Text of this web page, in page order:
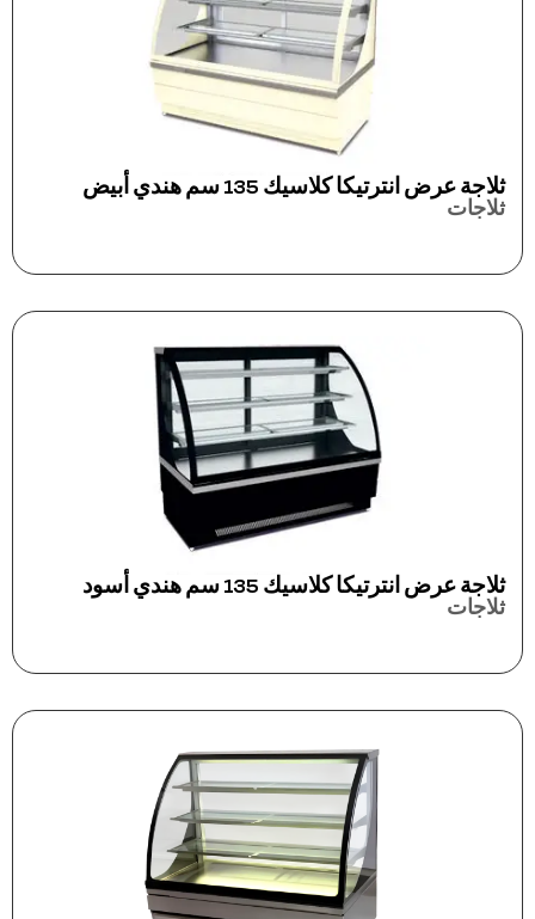
ثلاجة عرض انترتيكا كلاسيك 135 سم هندي أبيض
ثلاجات
ثلاجة عرض انترتيكا كلاسيك 135 سم هندي أسود
ثلاجات